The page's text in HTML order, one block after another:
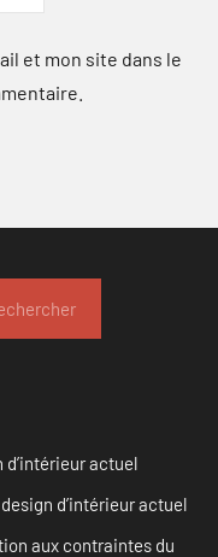
et mon site dans le
d’intérieur actuel
d’intérieur actuel
aux contraintes du